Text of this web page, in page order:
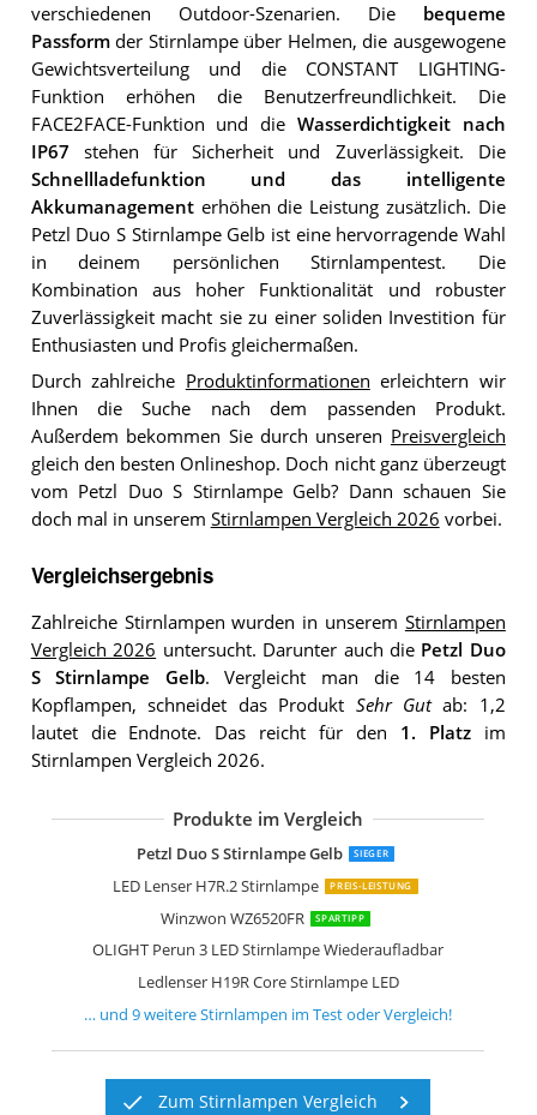
verschiedenen Outdoor-Szenarien. Die bequeme
Passformder Stirnlampe über Helmen, die ausgewogene
Gewichtsverteilung und die CONSTANT LIGHTING-
Funktion erhöhen die Benutzerfreundlichkeit. Die
FACE2FACE-Funktion und dieWasserdichtigkeit nach
IP67 stehen für Sicherheit und Zuverlässigkeit. Die
Schnellladefunktion und das intelligente
Akkumanagementerhöhen die Leistung zusätzlich. Die
Petzl Duo S Stirnlampe Gelb ist eine hervorragende Wahl
in deinem persönlichen Stirnlampentest. Die
Kombination aus hoher Funktionalität und robuster
Zuverlässigkeit macht sie zu einer soliden Investition für
Enthusiasten und Profis gleichermaßen.
Durch zahlreiche Produktinformationen erleichtern wir
Ihnen die Suche nach dem passenden Produkt.
Außerdem bekommen Sie durch unseren Preisvergleich
gleich den besten Onlineshop. Doch nicht ganz überzeugt
vom Petzl Duo S Stirnlampe Gelb? Dann schauen Sie
doch mal in unserem Stirnlampen Vergleich 2026 vorbei.
Vergleichsergebnis
Zahlreiche Stirnlampen wurden in unserem Stirnlampen
Vergleich 2026 untersucht. Darunter auch die Petzl Duo
S Stirnlampe Gelb. Vergleicht man die 14 besten
Kopflampen, schneidet das Produkt Sehr Gutab: 1,2
lautet die Endnote. Das reicht für den 1. Platzim
Stirnlampen Vergleich 2026.
Produkte im Vergleich
Petzl Duo S Stirnlampe Gelb SIEGER
LED Lenser H7R.2 Stirnlampe PREIS-LEISTUNG
Winzwon WZ6520FR SPARTIPP
OLIGHT Perun 3 LED Stirnlampe Wiederaufladbar
Ledlenser H19R Core Stirnlampe LED
Ledlenser H7R Core Stirnlampe LED
Sefitopher Stirnlampe LED
MoKo Stirnlampe LED
weneasker Led Kopflampe mit
… und9weitereStirnlampen im Test oder Vergleich!
Zum Stirnlampen Vergleich